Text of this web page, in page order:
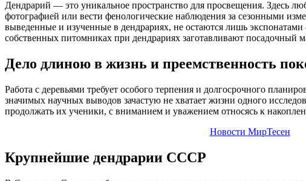
Дендрарий — это уникальное пространство для просвещения. Здесь
фотографией или вести фенологические наблюдения за сезонными
выведенные и изученные в дендрариях, не остаются лишь
собственных питомниках при дендрариях заготавливают посадочный
Дело длиною в жизнь и преемственность
Работа с деревьями требует особого терпения и долгосрочного
значимых научных выводов зачастую не хватает жизни одного
продолжать их ученики, с вниманием и уважением относясь к
Новости МирТесен
Крупнейшие дендрарии СССР